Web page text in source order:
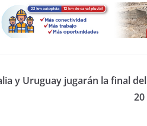
y Uruguay jugarán la final